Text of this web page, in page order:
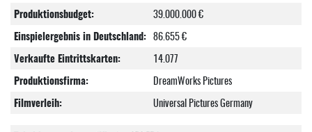
Produktionsbudget:
39.000.000 €
Einspielergebnis in Deutschland: 86.655 €
Verkaufte Eintrittskarten:
14.077
Produktionsfirma:
DreamWorks Pictures
Filmverleih:
Universal Pictures Germany